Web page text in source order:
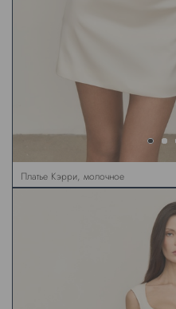
Платье Кэрри, молочное